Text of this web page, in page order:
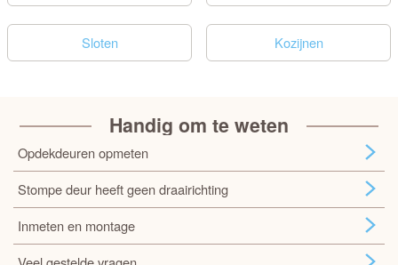
Sloten Kozijnen
Handig om te weten
Opdekdeuren opmeten
Stompe deur heeft geen draairichting
Inmeten en montage